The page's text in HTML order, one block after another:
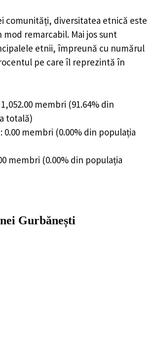
comunități, diversitatea etnică este
remarcabil. Mai jos sunt
etnii, împreună cu numărul
pe care îl reprezintă în
membri (91.64% din
totală)
0.00 membri (0.00% din populația
membri (0.00% din populația
Gurbănești